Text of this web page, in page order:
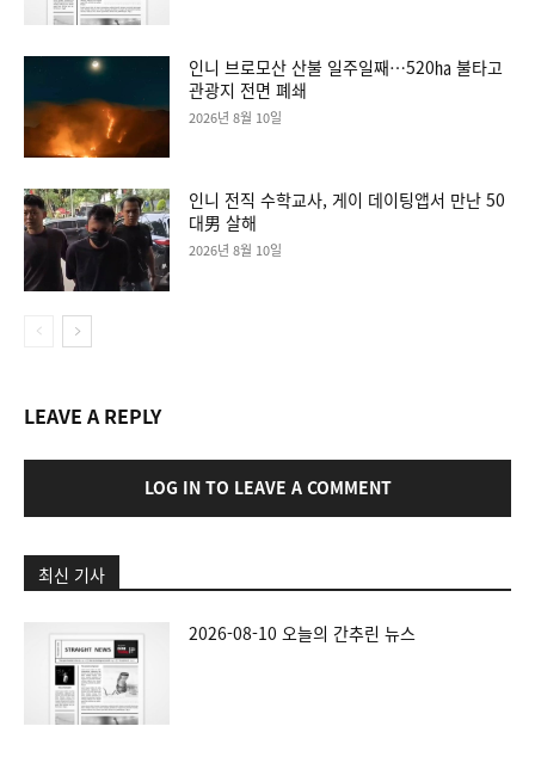
인니 브로모산 산불 일주일째…520㏊ 불타고
관광지 전면 폐쇄
2026년 8월 10일
인니 전직 수학교사, 게이 데이팅앱서 만난 50
대男 살해
2026년 8월 10일
LEAVE A REPLY
LOG IN TO LEAVE A COMMENT
최신 기사
2026-08-10 오늘의 간추린 뉴스